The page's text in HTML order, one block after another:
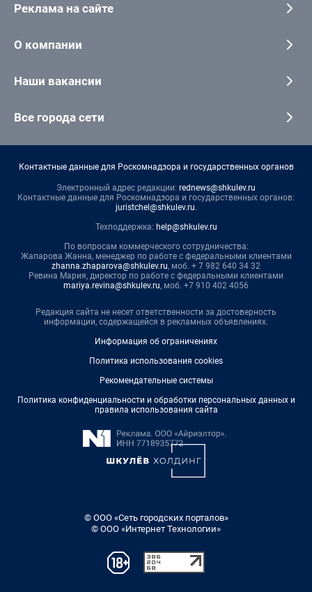
Реклама на сайте
О компании
Наши вакансии
Все города сети
Контактные данные для Роскомнадзора и государственных органов
Электронный адрес редакции: rednews@shkulev.ru
Контактные данные для Роскомнадзора и государственных органов:
juristchel@shkulev.ru.
Техподдержка: help@shkulev.ru
По вопросам коммерческого сотрудничества:
Жапарова Жанна, менеджер по работе с федеральными клиентами
zhanna.zhaparova@shkulev.ru, моб. + 7 982 640 34 32
Ревина Мария, директор по работе с федеральными клиентами
mariya.revina@shkulev.ru, моб. +7 910 402 4056
Редакция сайта не несет ответственности за достоверность
информации, содержащейся в рекламных объявлениях.
Информация об ограничениях
Политика использования cookies
Рекомендательные системы
Политика конфиденциальности и обработки персональных данных и
правила использования сайта
© ООО «Сеть городских порталов»
© ООО «Интернет Технологии»